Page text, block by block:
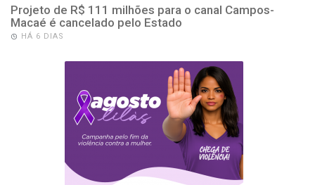
Projeto de R$ 111 milhões para o canal Campos-
Macaé é cancelado pelo Estado
HÁ 6 DIAS